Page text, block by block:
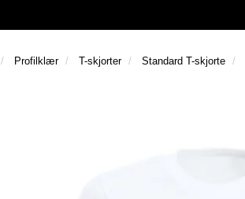
Profilklær T-skjorter Standard T-skjorte